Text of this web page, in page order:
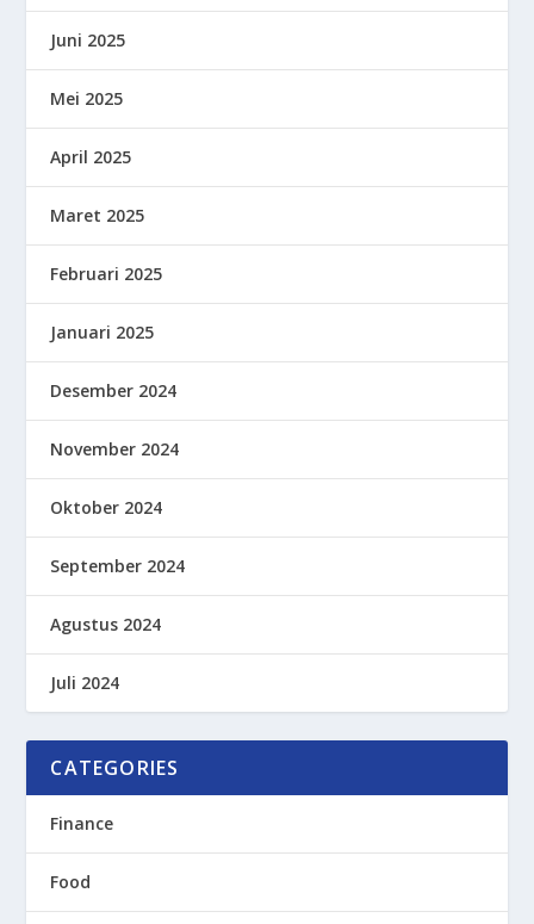
Juni 2025
Mei 2025
April 2025
Maret 2025
Februari 2025
Januari 2025
Desember 2024
November 2024
Oktober 2024
September 2024
Agustus 2024
Juli 2024
CATEGORIES
Finance
Food